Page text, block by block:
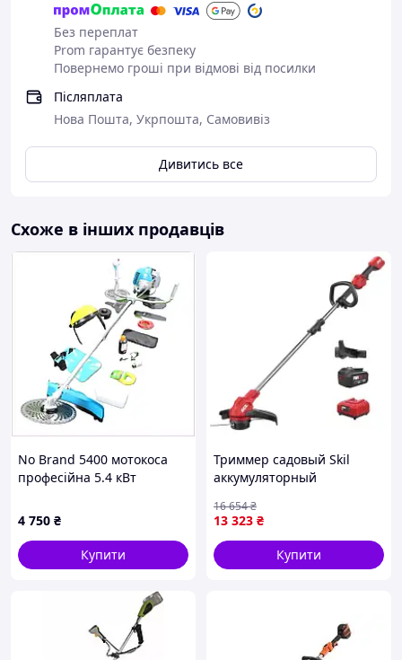
Без переплат
Prom гарантує безпеку
Повернемо гроші при відмові від посилки
Післяплата
Нова Пошта, Укрпошта, Самовивіз
Дивитись все
Схоже в інших продавців
No Brand 5400 мотокоса
професійна 5.4 кВт
9E02943T5
4 750 ₴
Купити
Триммер садовый Skil
аккумуляторный
Ion 20V 2.5Ah (GT1E0250AB)
(U1144128_BR)
13 323 ₴
16 654₴
Купити